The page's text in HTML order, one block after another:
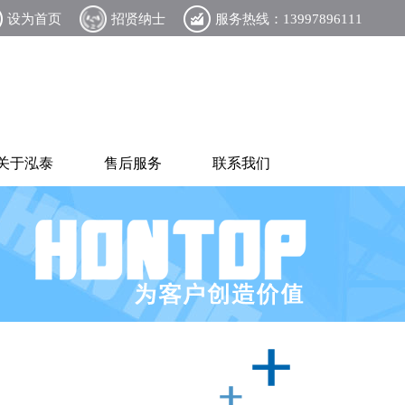
设为首页 招贤纳士 服务热线：13997896111
于泓泰 售后服务 联系我们